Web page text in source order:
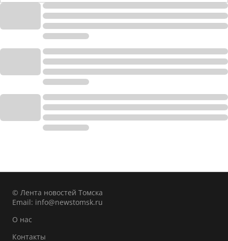
© Лента новостей Томска
Email: info@newstomsk.ru
О нас
Контакты